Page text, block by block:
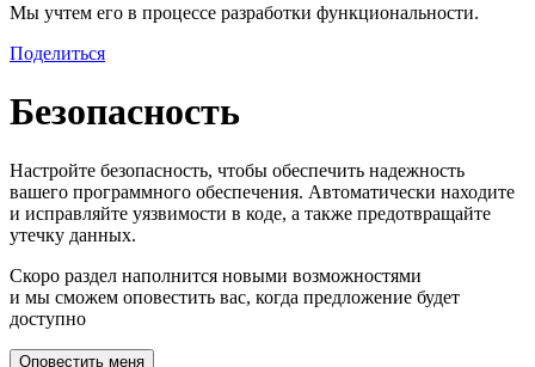
Мы учтем его в процессе разработки функциональности.
Поделиться
Безопасность
Настройте безопасность, чтобы обеспечить надежность
вашего программного обеспечения. Автоматически находите
и исправляйте уязвимости в коде, а также предотвращайте
утечку данных.
Скоро раздел наполнится новыми возможностями
и мы сможем оповестить вас, когда предложение будет
доступно
Оповестить меня